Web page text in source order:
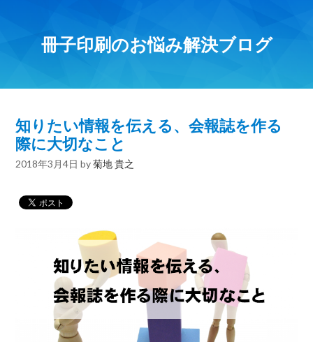
冊子印刷のお悩み解決ブログ
知りたい情報を伝える、会報誌を作る
際に大切なこと
2018年3月4日 by菊地 貴之